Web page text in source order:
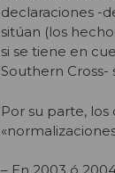
declaraciones -
sitúan (los
si se tiene en
Southern Cross-
Por su parte,